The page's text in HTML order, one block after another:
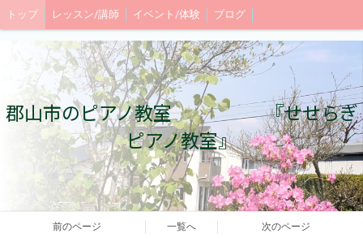
トップ レッスン/講師 イベント/体験 ブログ
郡山市のピアノ教室 『せせらぎ
ピアノ教室』
前のページ 一覧へ 次のページ